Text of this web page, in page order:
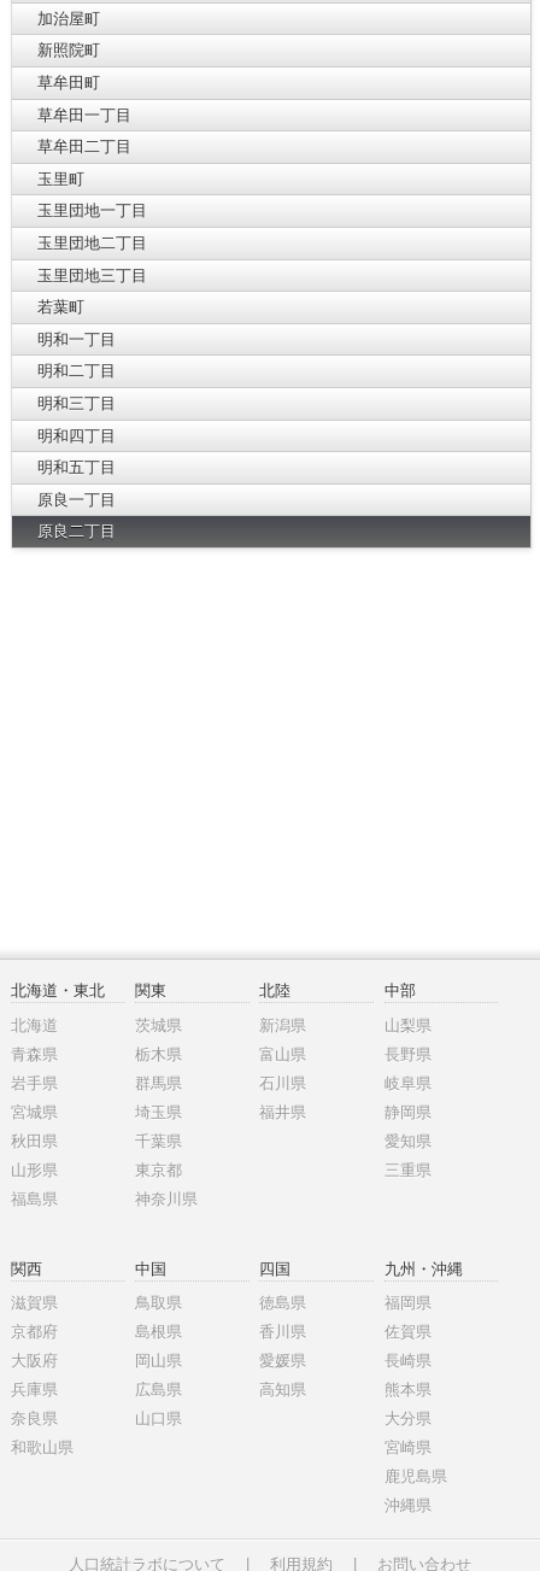
加治屋町
新照院町
草牟田町
草牟田一丁目
草牟田二丁目
玉里町
玉里団地一丁目
玉里団地二丁目
玉里団地三丁目
若葉町
明和一丁目
明和二丁目
明和三丁目
明和四丁目
明和五丁目
原良一丁目
原良二丁目
北海道・東北
北海道
青森県
岩手県
宮城県
秋田県
山形県
福島県
関東
茨城県
栃木県
群馬県
埼玉県
千葉県
東京都
神奈川県
北陸
新潟県
富山県
石川県
福井県
中部
山梨県
長野県
岐阜県
静岡県
愛知県
三重県
関西
滋賀県
京都府
大阪府
兵庫県
奈良県
和歌山県
中国
鳥取県
島根県
岡山県
広島県
山口県
四国
徳島県
香川県
愛媛県
高知県
九州・沖縄
福岡県
佐賀県
長崎県
熊本県
大分県
宮崎県
鹿児島県
沖縄県
人口統計ラボについて 利用規約 お問い合わせ